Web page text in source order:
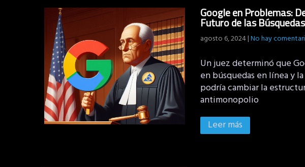
Google en Problemas:
Futuro de las Búsquedas
agosto 6, 2024|No hay
Un juez determinó que
en búsquedas en línea y
podría cambiar la
antimonopolio
Leer más